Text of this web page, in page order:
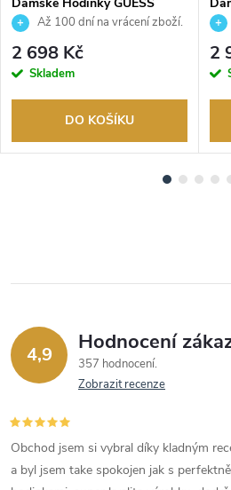
Dámské Hodinky GUESS
GW0997L1
Až 100 dní na vrácení zboží.
Autorizovaný prodejce.
2 698 Kč
Skladem
DO KOŠÍKU
2
4,9 Hodnocení
357 hodnocení
Zobrazit recenze
Obchod jsem si vybral díky kladným
a byl jsem take spokojen jak s